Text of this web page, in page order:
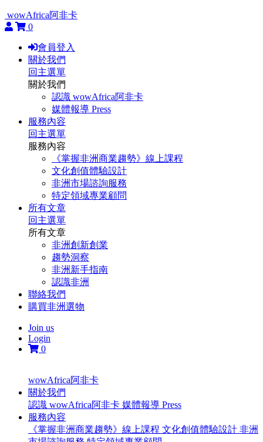
wowAfrica阿非卡
0
會員登入
關於我們
回主選單
關於我們
認識 wowAfrica阿非卡
媒體報導 Press
服務內容
回主選單
服務內容
《掌握非洲商業趨勢》線上課程
文化創值體驗設計
非洲市場諮詢服務
特定領域專業顧問
所有文章
回主選單
所有文章
非洲創新創業
趨勢洞察
非洲新手指南
認識非洲
聯絡我們
購買非洲選物
Join us
Login
0
wowAfrica阿非卡
關於我們
認識 wowAfrica阿非卡 媒體報導 Press
服務內容
《掌握非洲商業趨勢》線上課程 文化創值體驗設計 非洲